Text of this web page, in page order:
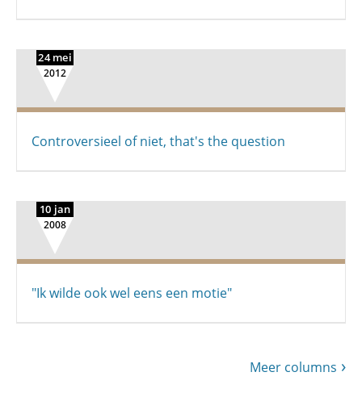
24 mei
2012
Controversieel of niet, that's the question
10 jan
2008
"Ik wilde ook wel eens een motie"
Meer columns